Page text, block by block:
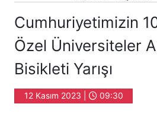
Cumhuriyetimizin
Özel Üniversiteler
Bisikleti Yarışı
12 Kasım 2023 | 09:30